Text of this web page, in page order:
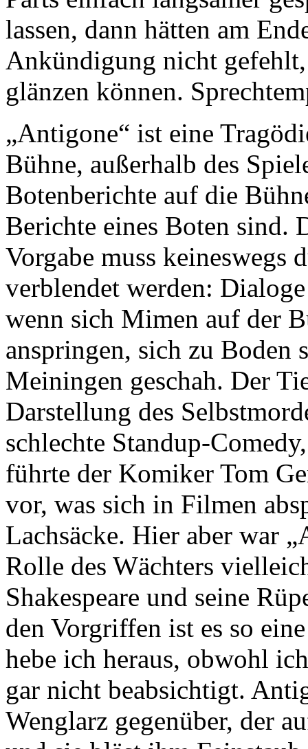
lassen, dann hätten am
Ankündigung nicht
glänzen können.
„Antigone“ ist eine
Bühne, außerhalb des
Botenberichte auf die
Berichte eines Boten sind.
Vorgabe muss
verblendet werden:
wenn sich Mimen auf der
anspringen, sich zu Boden
Meiningen geschah. Der
Darstellung des
schlechte Standup-
führte der Komiker Tom
vor, was sich in Filmen
Lachsäcke. Hier aber war
Rolle des Wächters
Shakespeare und seine
den Vorgriffen ist es so
hebe ich heraus, obwohl
gar nicht beabsichtigt.
Wenglarz gegenüber, der